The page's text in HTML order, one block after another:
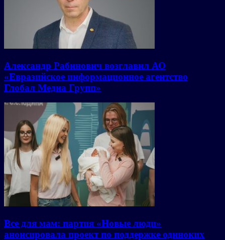
Александр Рабинович возглавил АО
«Евразийское информационное агентство
Глобал Медиа Групп»
Все для мам: партия «Новые люди»
анонсировала проект по поддержке одиноких